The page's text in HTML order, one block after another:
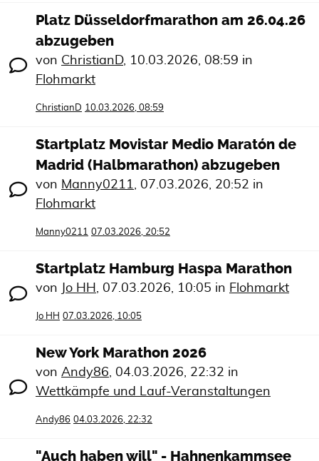
Platz Düsseldorfmarathon am 26.04.26
abzugeben
von ChristianD, 10.03.2026, 08:59 in
Flohmarkt
ChristianD 10.03.2026, 08:59
Startplatz Movistar Medio Maratón de
Madrid (Halbmarathon) abzugeben
von Manny0211, 07.03.2026, 20:52 in
Flohmarkt
Manny0211 07.03.2026, 20:52
Startplatz Hamburg Haspa Marathon
von Jo HH , 07.03.2026, 10:05 in Flohmarkt
Jo HH 07.03.2026, 10:05
New York Marathon 2026
von Andy86, 04.03.2026, 22:32 in
Wettkämpfe und Lauf-Veranstaltungen
Andy86 04.03.2026, 22:32
"Auch haben will" - Hahnenkammsee